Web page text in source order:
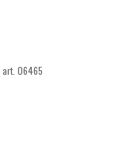
art. 06465